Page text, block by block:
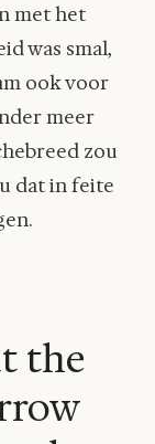
met het
was smal,
ook voor
meer
zou
dat in feite
the